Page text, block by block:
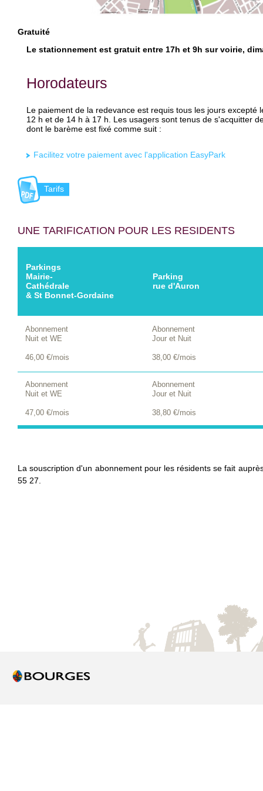
Gratuité
Le stationnement est gratuit entre 17h et 9h sur voirie,
Horodateurs
Le paiement de la redevance est requis tous les jours excepté
12 h et de 14 h à 17 h. Les usagers sont tenus de s'acquitter
dont le barème est fixé comme suit :
Facilitez votre paiement avec l'application EasyPark
Tarifs
UNE TARIFICATION POUR LES RESIDENTS
Parkings
Mairie-
Cathédrale
& St Bonnet-Gordaine
Parking
rue d'Auron
Abonnement
Nuit et WE
46,00 €/mois
Abonnement
Jour et Nuit
38,00 €/mois
Abonnement
Nuit et WE
47,00 €/mois
Abonnement
Jour et Nuit
38,80 €/mois
La souscription d'un abonnement pour les résidents se fait
55 27.